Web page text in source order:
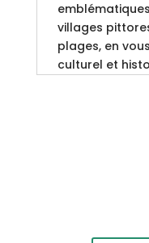
villages
plages, en
culturel et